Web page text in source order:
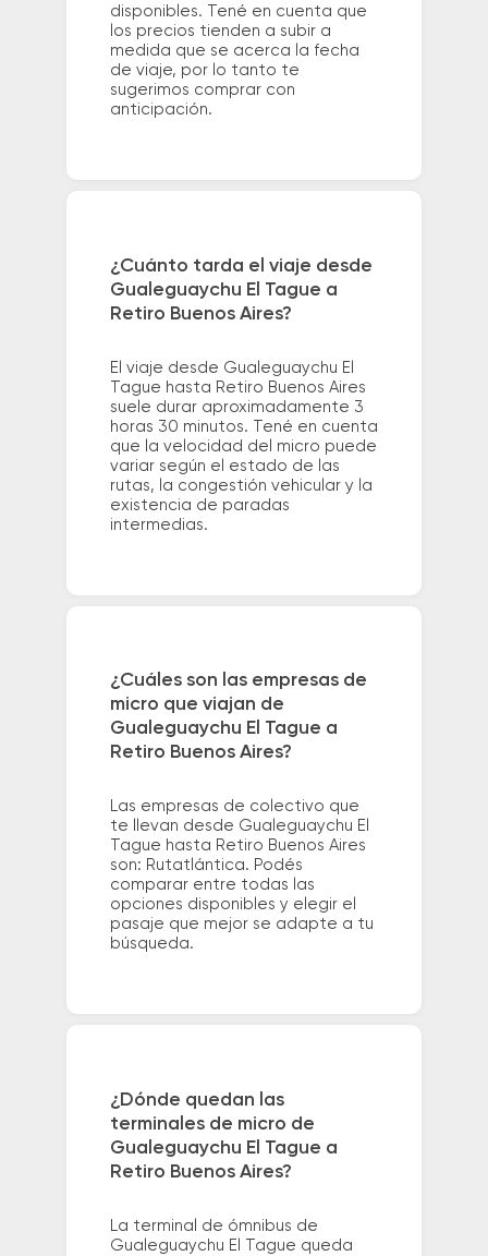
disponibles. Tené en cuenta que
los precios tienden a subir a
medida que se acerca la fecha
de viaje, por lo tanto te
sugerimos comprar con
anticipación.
¿Cuánto tarda el viaje desde
Gualeguaychu El Tague a
Retiro Buenos Aires?
El viaje desde Gualeguaychu El
Tague hasta Retiro Buenos Aires
suele durar aproximadamente 3
horas 30 minutos. Tené en cuenta
que la velocidad del micro puede
variar según el estado de las
rutas, la congestión vehicular y la
existencia de paradas
intermedias.
¿Cuáles son las empresas de
micro que viajan de
Gualeguaychu El Tague a
Retiro Buenos Aires?
Las empresas de colectivo que
te llevan desde Gualeguaychu El
Tague hasta Retiro Buenos Aires
son: Rutatlántica. Podés
comparar entre todas las
opciones disponibles y elegir el
pasaje que mejor se adapte a tu
búsqueda.
¿Dónde quedan las
terminales de micro de
Gualeguaychu El Tague a
Retiro Buenos Aires?
La terminal de ómnibus de
Gualeguaychu El Tague queda